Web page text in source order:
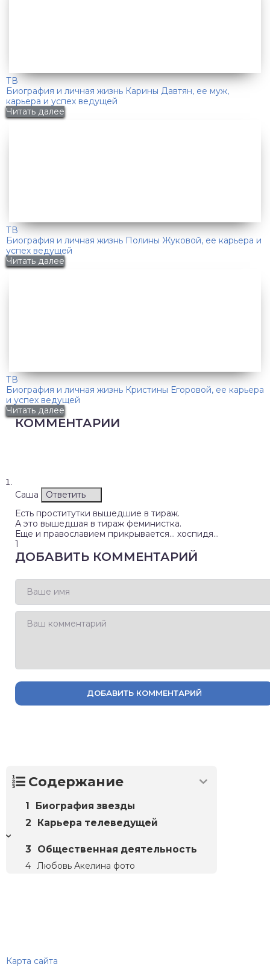
ТВ
Биография и личная жизнь Карины Давтян, ее муж,
карьера и успех ведущей
Читать далее
ТВ
Биография и личная жизнь Полины Жуковой, ее карьера и
успех ведущей
Читать далее
ТВ
Биография и личная жизнь Кристины Егоровой, ее карьера
и успех ведущей
Читать далее
КОММЕНТАРИИ
Саша
Ответить
Есть проститутки вышедшие в тираж.
А это вышедшая в тираж феминистка.
Еще и православием прикрывается… хоспидя…
1
ДОБАВИТЬ КОММЕНТАРИЙ
ДОБАВИТЬ КОММЕНТАРИЙ
Содержание
Биография звезды
Карьера телеведущей
Общественная деятельность
Любовь Акелина фото
Карта сайта